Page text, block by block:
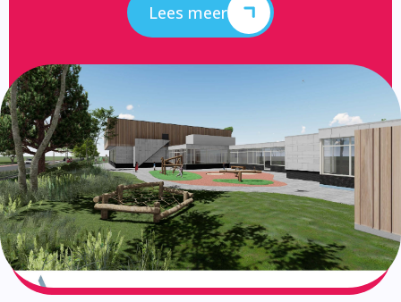
Lees meer